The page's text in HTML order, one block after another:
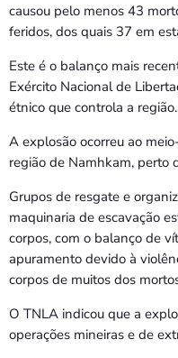
Bom dia
7:00 AM -
causou pelo menos 43
feridos, dos quais 37 em
Este é o balanço mais
Exército Nacional de
étnico que controla a região.
A explosão ocorreu ao
região de Namhkam, perto
Grupos de resgate e
maquinaria de escavação
corpos, com o balanço de
apuramento devido à
corpos de muitos dos
O TNLA indicou que a
operações mineiras e de